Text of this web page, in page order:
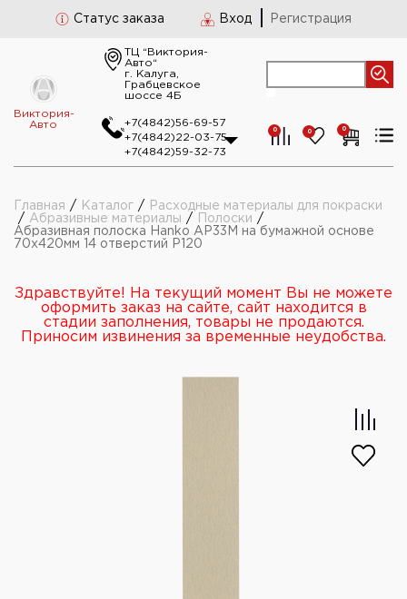
Статус заказа Вход Регистрация
Виктория-
Авто
ТЦ “Виктория-
Авто“
г. Калуга,
Грабцевское
шоссе 4Б
+7(4842)56-69-57
+7(4842)22-03-75
+7(4842)59-32-73
0 0 0
Главная / Каталог /
Расходные материалы для покраски
/ Абразивные материалы / Полоски /
Абразивная полоска Hanko AP33M на бумажной основе
70х420мм 14 отверстий Р120
Здравствуйте! На текущий момент Вы не можете
оформить заказ на сайте, сайт находится в
стадии заполнения, товары не продаются.
Приносим извинения за временные неудобства.